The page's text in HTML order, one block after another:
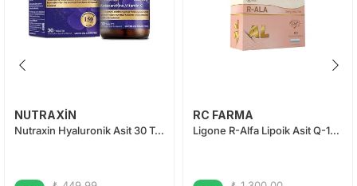
NUTRAXİN
Nutraxin Hyaluronik Asit 30 Tablet
RC FARMA
Ligone R-Alfa Lipoik Asit Q-10 60 Kapsül